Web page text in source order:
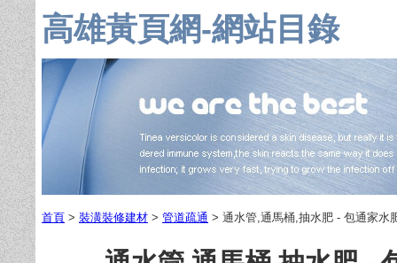
高雄黃頁網-網站目錄
首頁 > 裝潢裝修建材 > 管道疏通 > 通水管,通馬桶,抽水肥 - 包通家水